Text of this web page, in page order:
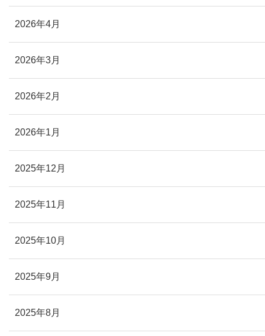
2026年4月
2026年3月
2026年2月
2026年1月
2025年12月
2025年11月
2025年10月
2025年9月
2025年8月